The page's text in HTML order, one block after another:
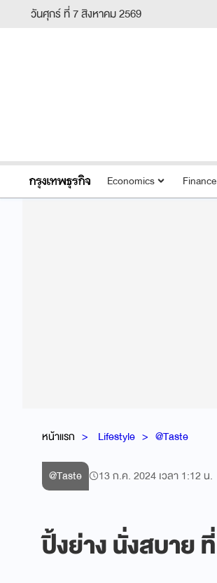
วันศุกร์ ที่ 7 สิงหาคม 2569
Economics Finance
หน้าแรก Lifestyle @Taste
@Taste 13 ก.ค. 2024 เวลา 1:12 น.
ปิ้งย่าง นั่งสบาย